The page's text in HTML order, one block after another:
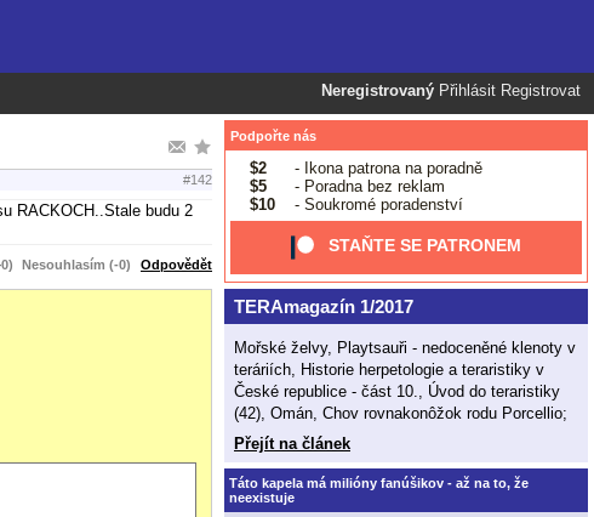
Neregistrovaný Přihlásit Registrovat
#142
RACKOCH..Stale budu 2
Nesouhlasím (-0) Odpovědět
Podpořte nás
$2
- Ikona patrona na poradně
$5
- Poradna bez reklam
$10
- Soukromé poradenství
STAŇTE SE PATRONEM
TERAmagazín 1/2017
Mořské želvy, Playtsauři - nedoceněné klenoty v
teráriích, Historie herpetologie a teraristiky v
České republice - část 10., Úvod do teraristiky
(42), Omán, Chov rovnakonôžok rodu Porcellio;
Přejít na článek
Táto kapela má milióny fanúšikov - až na to, že
neexistuje